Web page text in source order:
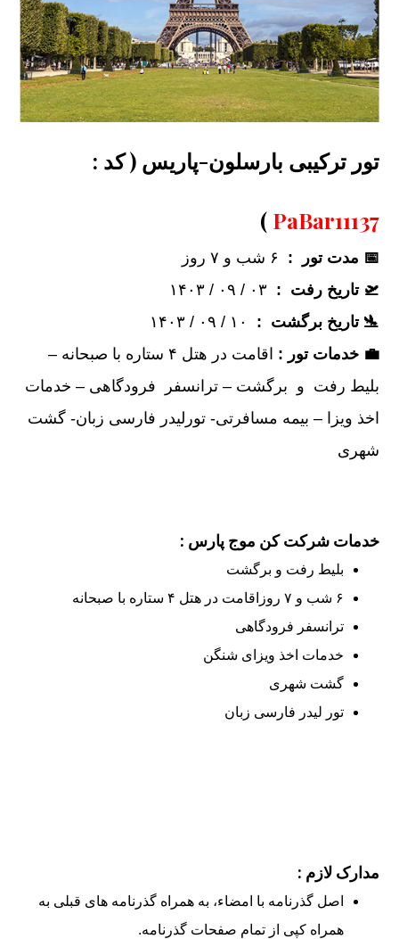
تور ترکیبی بارسلون-پاریس ( کد :
PaBar11137
)
📅 مدت تور :
🛫 تاریخ رفت : ۰۳ / ۰۹ / ۱۴۰۳
🛬 تاریخ برگشت :
💼 خدمات تور :
اقامت در هتل ۴ ستاره با صبحانه –
بلیط رفت و برگشت – ترانسفر فرودگاهی – خدمات
اخذ ویزا – بیمه مسافرتی- تورلیدر فارسی زبان- گشت
شهری
خدمات شرکت کن موج پارس :
بلیط رفت و برگشت
۶ شب و ۷ روزاقامت در هتل ۴ ستاره با صبحانه
ترانسفر فرودگاهی
خدمات اخذ ویزای شنگن
گشت شهری
تور لیدر فارسی زبان
مدارک لازم :
اصل گذرنامه با امضاء، به همراه گذرنامه های قبلی به
همراه کپی از تمام صفحات گذرنامه.